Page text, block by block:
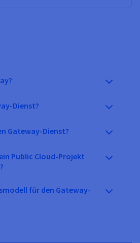
Dienst?
Gateway-Dienst?
Public Cloud-Projekt
für den Gateway-